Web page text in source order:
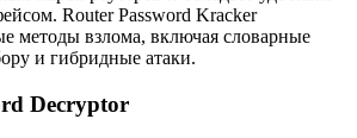
Router Password Kracker
методы взлома, включая словарные
и гибридные атаки.
Decryptor